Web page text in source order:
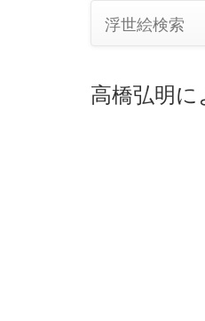
浮世絵検索
高橋弘明に